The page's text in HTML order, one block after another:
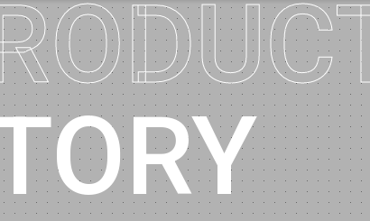
フジテレビ マッチングⅣ
フジテレビ めざましテレビ 特番
BSスカパー TOKIOカケル
BSフジ ギリギリ昔話
テレビ東京 魔女に言われたい夜